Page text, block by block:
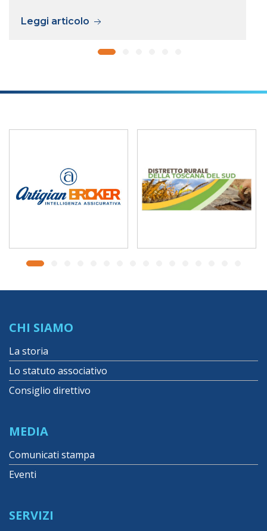
Leggi articolo
CHI SIAMO
La storia
Lo statuto associativo
Consiglio direttivo
MEDIA
Comunicati stampa
Eventi
SERVIZI